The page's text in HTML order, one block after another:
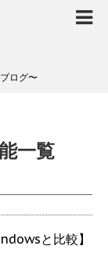
ログ〜
一覧